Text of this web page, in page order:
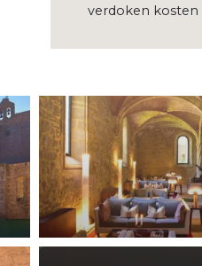
verdoken kosten